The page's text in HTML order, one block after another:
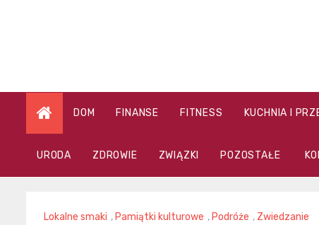
DOM FINANSE FITNESS KUCHNIA I
URODA ZDROWIE ZWIĄZKI POZOSTAŁE
Lokalne smaki , Pamiątki kulturowe , Podróże , Zwiedzanie